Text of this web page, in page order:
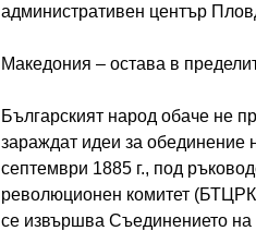
административен център
Македония – остава в
Българският народ обаче не
зараждат идеи за
септември 1885 г., под
революционен комитет
се извършва Съединението